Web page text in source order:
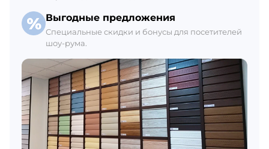
Выгодные предложения
Специальные скидки и бонусы для посетителей
шоу-рума.